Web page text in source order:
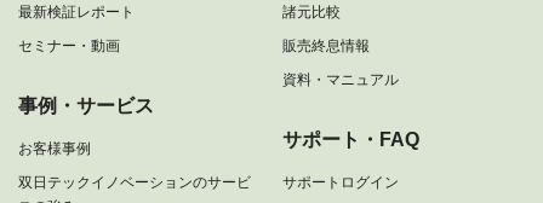
最新検証レポート
セミナー・動画
事例・サービス
お客様事例
双日テックイノベーションのサービ
諸元比較
販売終息情報
資料・マニュアル
サポート・FAQ
サポートログイン